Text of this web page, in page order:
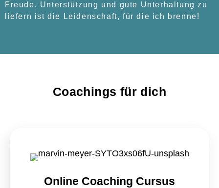
Freude, Unterstützung und gute Unterhaltung zu
liefern ist die Leidenschaft, für die ich brenne!
Coachings für dich
Online Coaching Cursus